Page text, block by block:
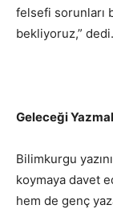
felsefi sorunları
bekliyoruz,” dedi.
Geleceği
Bilimkurgu
koymaya davet
hem de genç